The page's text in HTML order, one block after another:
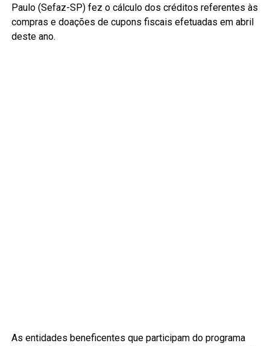
Paulo (Sefaz-SP) fez o cálculo dos créditos referentes às
compras e doações de cupons fiscais efetuadas em abril
deste ano.
As entidades beneficentes que participam do programa